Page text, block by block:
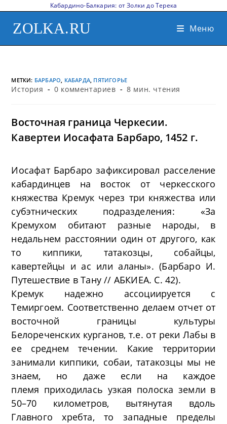
Кабардино-Балкария: от Золки до Терека
ZOLKA.RU Меню
МЕТКИ: БАРБАРО, КАБАРДА, ПЯТИГОРЬЕ
История 0 комментариев 8 мин. чтения
Восточная граница Черкесии.
Кавертеи Иосафата Барбаро, 1452 г.
Иосафат Барбаро зафиксировал расселение
кабардинцев на восток от черкесского
княжества Кремук через три княжества или
субэтнических подразделения: «За
Кремухом обитают разные народы, в
недальнем расстоянии один от другого, как
то киппики, татакозцы, собайцы,
кавертейцы и ас или аланы». (Барбаро И.
Путешествие в Тану // АБКИЕА. С. 42).
Кремук надежно ассоциируется с
Темиргоем. Соответственно делаем отчет от
восточной границы культуры
Белореченских курганов, т.е. от реки Лабы в
ее среднем течении. Какие территории
занимали киппики, собаи, татакозцы мы не
знаем, но даже если на каждое
племя приходилась узкая полоска земли в
50–70 километров, вытянутая вдоль
Главного хребта, то западные пределы